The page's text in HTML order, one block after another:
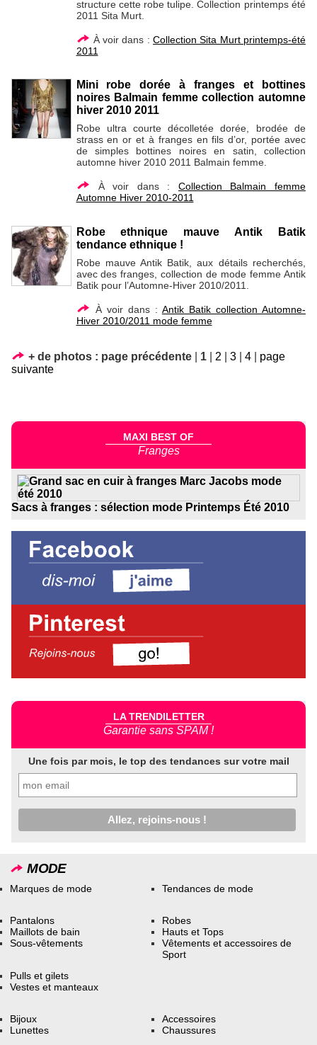
structure cette robe tulipe. Collection printemps été
2011 Sita Murt.
À voir dans :Collection Sita Murt printemps-été
2011
Mini robe dorée à franges et bottines
noires Balmain femme collection automne
hiver 2010 2011
Robe ultra courte décolletée dorée, brodée de
strass en or et à franges en fils d’or, portée avec
de simples bottines noires en satin, collection
automne hiver 2010 2011 Balmain femme.
À voir dans : Collection Balmain femme
Automne Hiver 2010-2011
Robe ethnique mauve Antik Batik
tendance ethnique !
Robe mauve Antik Batik, aux détails recherchés,
avec des franges, collection de mode femme Antik
Batik pour l’Automne-Hiver 2010/2011.
À voir dans : Antik Batik collection Automne-
Hiver 2010/2011 mode femme
+ de photos : page précédente 1 2 3 4
page
suivante
MAXI BEST OF
Franges
Sacs à franges : sélection mode Printemps Été 2010
LA TRENDILETTER
Garantie sans SPAM !
Une fois par mois, le top des tendances sur votre mail
MODE
Marques de mode Tendances de mode
Pantalons
Maillots de bain
Sous-vêtements
Robes
Hauts et Tops
Vêtements et accessoires de
Sport
Pulls et gilets
Vestes et manteaux
Bijoux
Lunettes
Accessoires
Chaussures